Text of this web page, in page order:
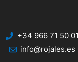
+34 966 71 50 01
info@rojales.es